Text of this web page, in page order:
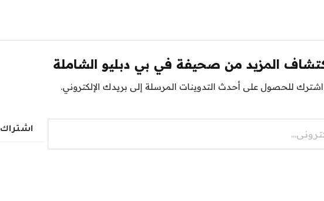
المزيد من صحيفة في بي دبليو الشاملة
اشترك للحصول على أحدث التدوينات المرسلة إلى بريدك الإلكتروني.
اشتراك